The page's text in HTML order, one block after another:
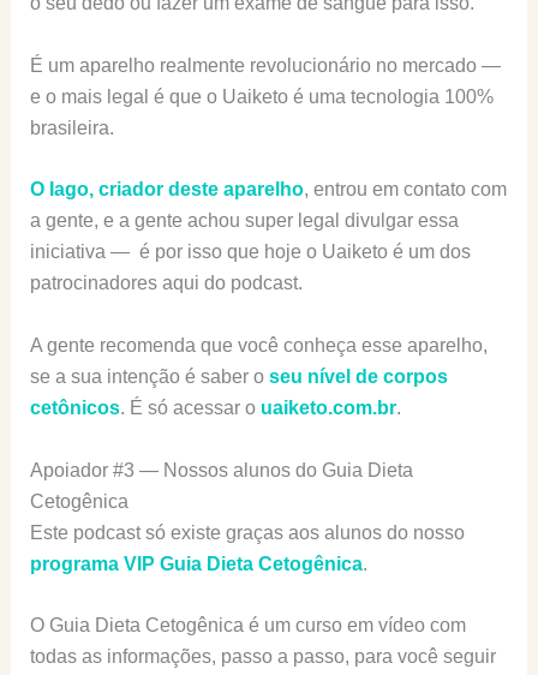
É um aparelho realmente revolucionário no mercado —
e o mais legal é que o Uaiketo é uma tecnologia 100%
brasileira.
O Iago, criador deste aparelho, entrou em contato com
a gente, e a gente achou super legal divulgar essa
iniciativa — é por isso que hoje o Uaiketo é um dos
patrocinadores aqui do podcast.
A gente recomenda que você conheça esse aparelho,
se a sua intenção é saber o seu nível de corpos
cetônicos. É só acessar o uaiketo.com.br.
Apoiador #3 — Nossos alunos do Guia Dieta
Cetogênica
Este podcast só existe graças aos alunos do nosso
programa VIP Guia Dieta Cetogênica.
O Guia Dieta Cetogênica é um curso em vídeo com
todas as informações, passo a passo, para você seguir